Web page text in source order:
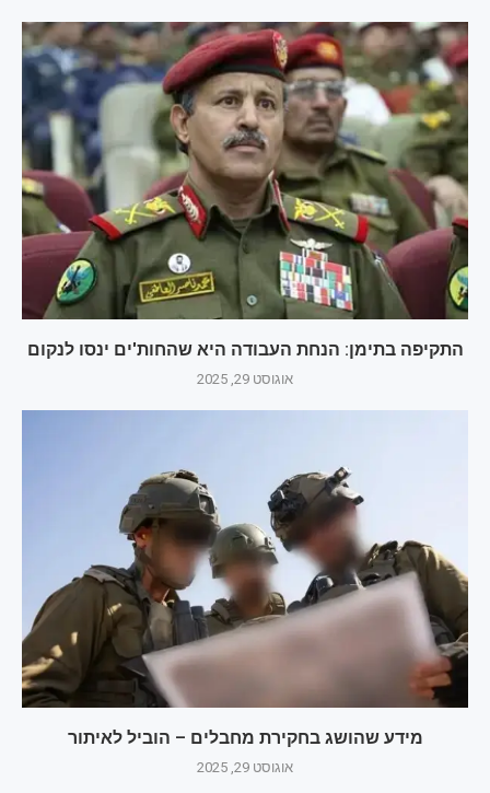
התקיפה בתימן: הנחת העבודה היא שהחות'ים ינסו לנקום
אוגוסט 29, 2025
מידע שהושג בחקירת מחבלים – הוביל לאיתור
אוגוסט 29, 2025